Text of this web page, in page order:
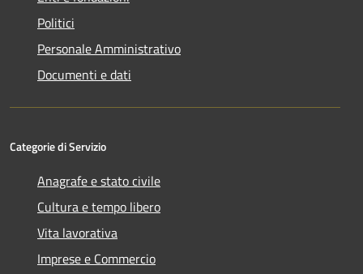
Politici
Personale Amministrativo
Documenti e dati
Categorie di Servizio
Anagrafe e stato civile
Cultura e tempo libero
Vita lavorativa
Imprese e Commercio